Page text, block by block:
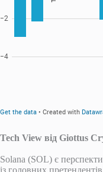
Tech View від Giottus
Solana (SOL) є
із головних